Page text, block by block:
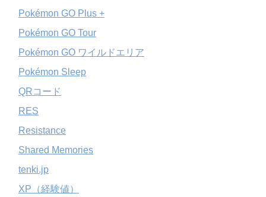
Pokémon GO Plus +
Pokémon GO Tour
Pokémon GO ワイルドエリア
Pokémon Sleep
QRコード
RES
Resistance
Shared Memories
tenki.jp
XP（経験値）